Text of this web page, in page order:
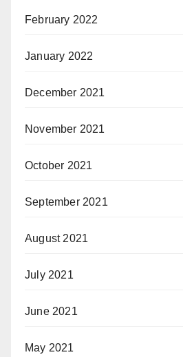
February 2022
January 2022
December 2021
November 2021
October 2021
September 2021
August 2021
July 2021
June 2021
May 2021